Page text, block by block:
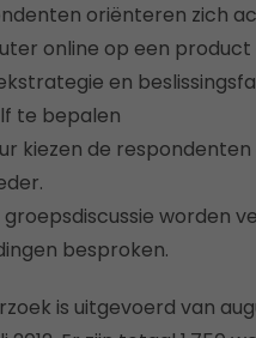
oriënteren zich
online op een product
en
te bepalen
kiezen de
groepsdiscussie worden
besproken.
is uitgevoerd van